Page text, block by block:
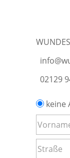
02129
keine